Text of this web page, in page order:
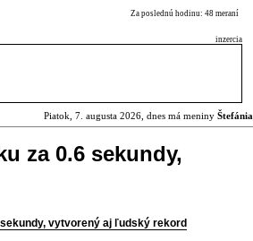
Za poslednú hodinu: 48 meraní
inzercia
Piatok, 7. augusta 2026, dnes má meniny Štefánia
za 0.6 sekundy,
vytvorený aj ľudský rekord